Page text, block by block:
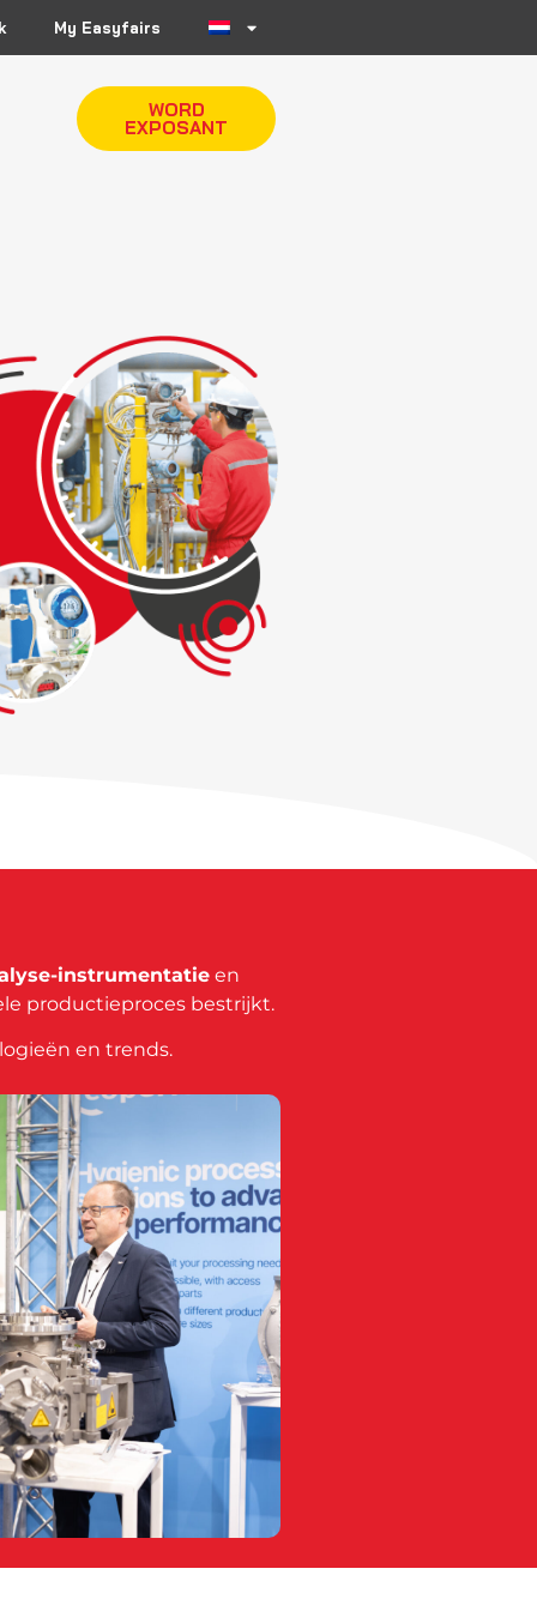
My Easyfairs
WORD
EXPOSANT
instrumentatieen
productieproces bestrijkt.
en trends.